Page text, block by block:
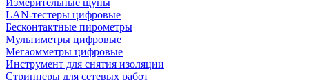
Измерительные щупы
LAN-тестеры цифровые
Бесконтактные пирометры
Мультиметры цифровые
Мегаомметры цифровые
Инструмент для снятия изоляции
Стрипперы для сетевых работ